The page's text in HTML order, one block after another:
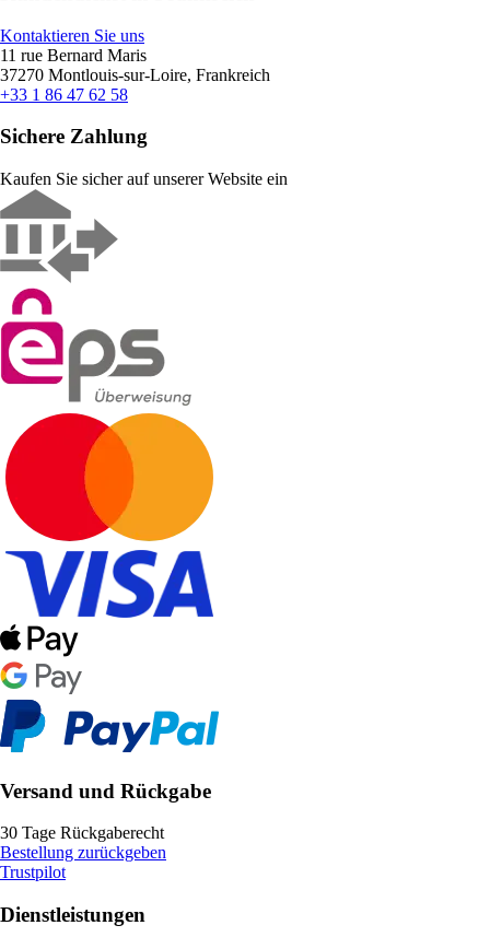
Kontaktieren Sie uns
11 rue Bernard Maris
37270 Montlouis-sur-Loire, Frankreich
+33 1 86 47 62 58
Sichere Zahlung
Kaufen Sie sicher auf unserer Website ein
Versand und Rückgabe
30 Tage Rückgaberecht
Bestellung zurückgeben
Trustpilot
Dienstleistungen